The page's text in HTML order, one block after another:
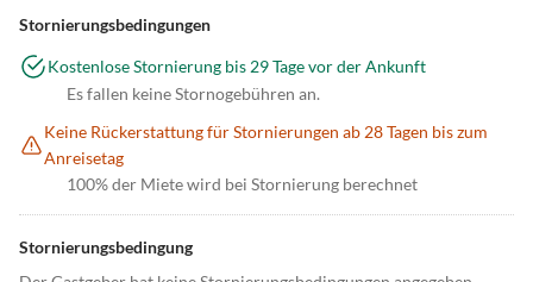
Stornierungsbedingungen
Kostenlose Stornierung bis 29 Tage vor der Ankunft
Es fallen keine Stornogebühren an.
Keine Rückerstattung für Stornierungen ab 28 Tagen bis zum
Anreisetag
100% der Miete wird bei Stornierung berechnet
Stornierungsbedingung